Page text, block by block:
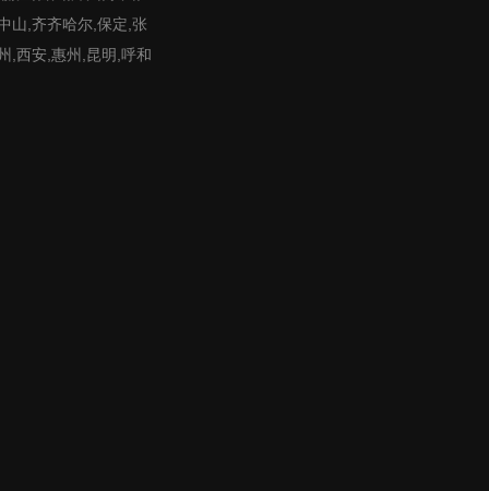
山,齐齐哈尔,保定,张
,西安,惠州,昆明,呼和